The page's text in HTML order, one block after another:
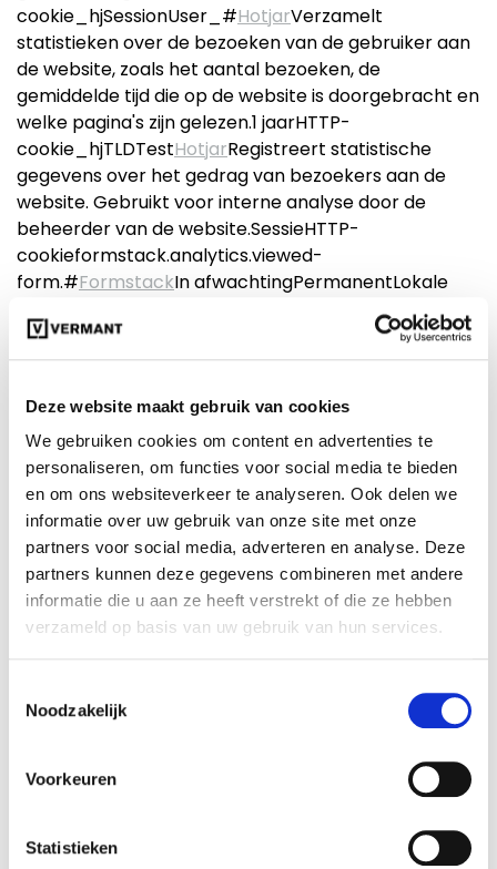
Deze website maakt gebruik van cookies
We gebruiken cookies om content en advertenties te
personaliseren, om functies voor social media te bieden
en om ons websiteverkeer te analyseren. Ook delen we
informatie over uw gebruik van onze site met onze
partners voor social media, adverteren en analyse. Deze
partners kunnen deze gegevens combineren met andere
informatie die u aan ze heeft verstrekt of die ze hebben
verzameld op basis van uw gebruik van hun services.
Noodzakelijk
Voorkeuren
Statistieken
cookie_hjSessionUser_#HotjarVerzamelt
statistieken over de bezoeken van de gebruiker aan
de website, zoals het aantal bezoeken, de
gemiddelde tijd die op de website is doorgebracht en
welke pagina's zijn gelezen.1 jaarHTTP-
cookie_hjTLDTestHotjarRegistreert statistische
gegevens over het gedrag van bezoekers aan de
website. Gebruikt voor interne analyse door de
beheerder van de website.SessieHTTP-
cookieformstack.analytics.viewed-
form.#FormstackIn afwachtingPermanentLokale
Registreert gegevens
over het gedrag van bezoekers aan de website. Dit
wordt gebruikt voor interne analyse en optimalisatie
cookiehjActiveViewportIdsHotjarDeze cookie bevat
een ID-string gecreëerd op basis van de huidige
sessie. Deze ID-string bevat niet-persoonlijke
informatie over welke subpagina's de gebruiker
bezoekt – deze informatie wordt gebruikt om de
ervaring van de bezoeker te
optimaliseren.PermanentLokale HTML-
opslaghjViewportIdHotjarSlaat de schermgrootte
van de gebruiker op om de grootte van afbeeldingen
Marketing (33)
volgen wanneer ze verschillende websites bezoeken.
toegesneden op en relevant zijn voor de individuele
gebruiker. Deze advertenties worden zo